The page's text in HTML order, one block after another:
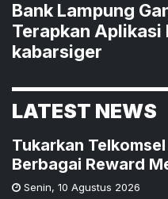
Bank Lampung
Terapkan Aplikasi
kabarsiger
LATEST NEWS
Tukarkan
Berbagai Reward
Senin, 10 Agustus 2026